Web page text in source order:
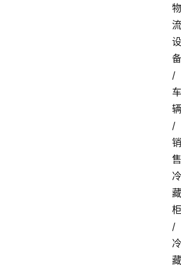
物
流
设
备
/
车
辆
/
销
售
冷
藏
柜
/
冷
藏